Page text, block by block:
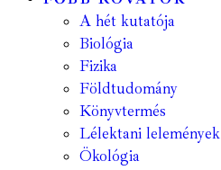
A hét kutatója
Biológia
Fizika
Földtudomány
Könyvtermés
Lélektani lelemények
Ökológia